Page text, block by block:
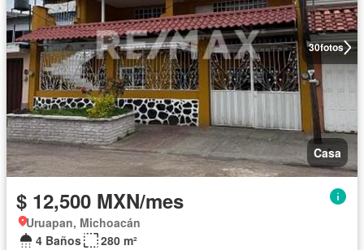
30fotos
Casa
$ 12,500 MXN/mes
Uruapan, Michoacán
4 Baños
280 m²